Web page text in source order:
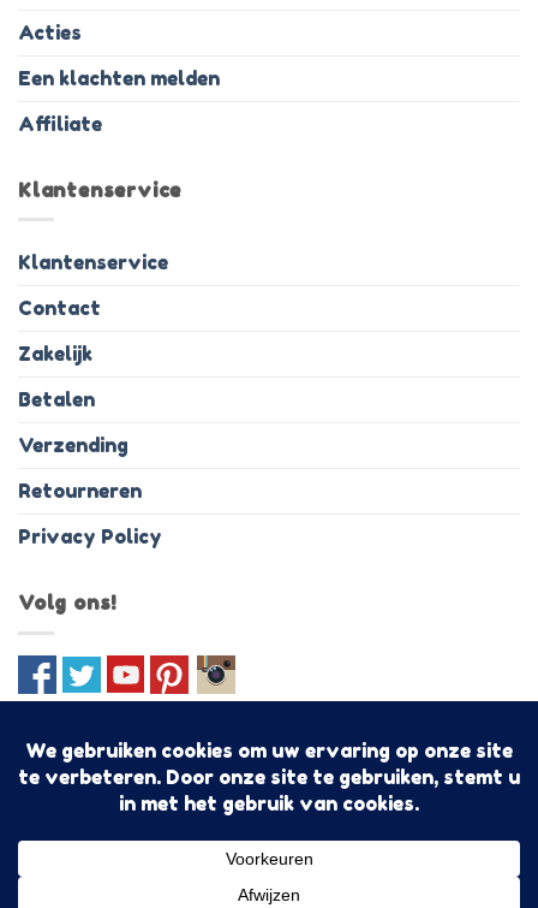
Acties
Een klachten melden
Affiliate
Klantenservice
Klantenservice
Contact
Zakelijk
Betalen
Verzending
Retourneren
Privacy Policy
Volg ons!
Shoptegoed!
MasterCard
Algemene voorwaarden
Copyright 2026 ©